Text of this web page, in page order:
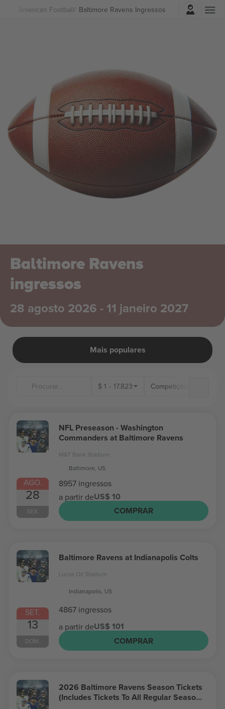
American Football Baltimore Ravens Ingressos
Entrar
Baltimore Ravens
ingressos
28 agosto 2026 - 11 janeiro 2027
Mais populares
$ 1 - 17.823 Competições
AGO.
28
SEX.
NFL Preseason - Washington
Commanders at Baltimore Ravens
M&T Bank Stadium
Baltimore, US
8957 ingressos
a partir deUS$ 10
COMPRAR
SET.
13
DOM.
Baltimore Ravens at Indianapolis Colts
Lucas Oil Stadium
Indianapolis, US
4867 ingressos
a partir deUS$ 101
COMPRAR
2026 Baltimore Ravens Season Tickets
(Includes Tickets To All Regular Season